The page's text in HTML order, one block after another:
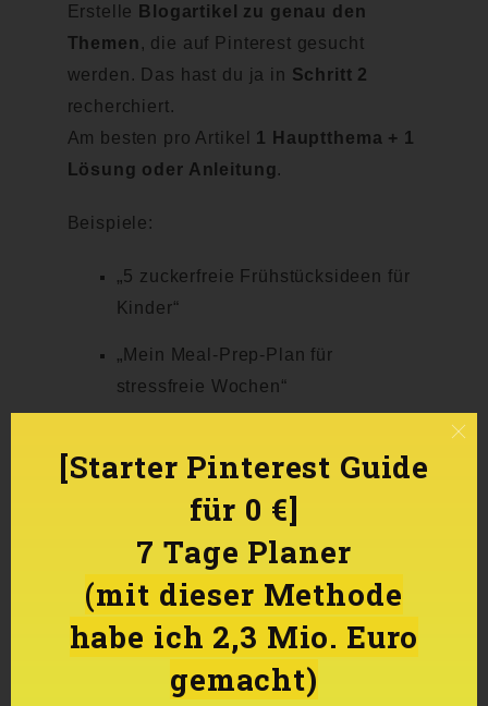
Erstelle
Blogartikel zu genau den
Themen , die auf Pinterest gesucht
werden. Das hast du ja in Schritt 2
recherchiert.
Am besten pro Artikel 1 Hauptthema + 1
Lösung oder Anleitung.
Beispiele:
„5 zuckerfreie Frühstücksideen für
Kinder“
„ Mein Meal-Prep-Plan für
stressfreie Wochen“
ersten 500er verdient“
4. Pins erstellen – dein
Schaufenster zur Welt
Jetzt geht’s ans Herzstück deiner
[Starter Pinterest Guide
für 0 €]
7 Tage Planer
(mit dieser Methode
habe ich 2,3 Mio. Euro
gemacht)